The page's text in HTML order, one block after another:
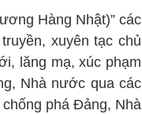
Hàng Nhật)” các
xuyên tạc chủ
lăng mạ, xúc phạm
Nhà nước qua các
phá Đảng, Nhà